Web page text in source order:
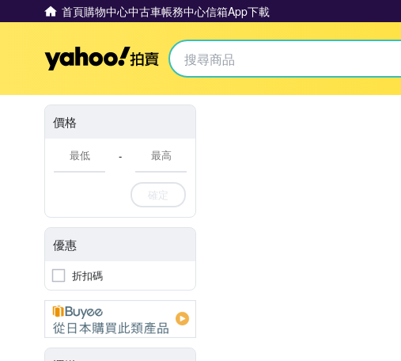
首頁購物中心中古車帳務中心信箱App下載
Yahoo拍賣
價格
-
確定
優惠
折扣碼